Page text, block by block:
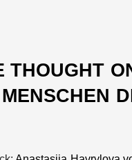
THOUGHT